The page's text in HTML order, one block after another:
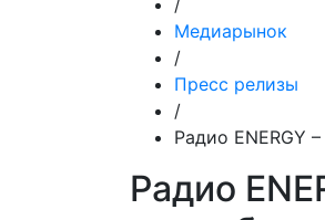
/
Медиарынок
/
Пресс релизы
/
Радио ENERGY
Радио